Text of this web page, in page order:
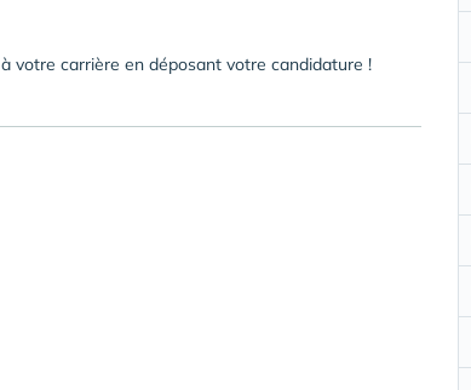
votre carrière en déposant votre candidature !